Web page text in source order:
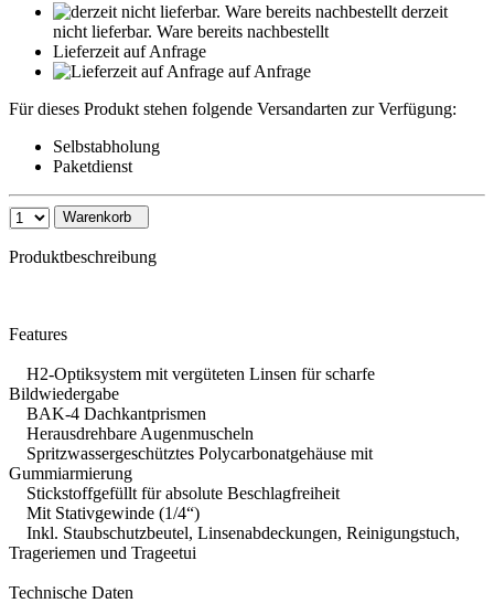
derzeit
nicht lieferbar. Ware bereits nachbestellt
Lieferzeit auf Anfrage
auf Anfrage
Für dieses Produkt stehen folgende Versandarten zur Verfügung:
Selbstabholung
Paketdienst
Warenkorb
Produktbeschreibung
Features
H2-Optiksystem mit vergüteten Linsen für scharfe
Bildwiedergabe
BAK-4 Dachkantprismen
Herausdrehbare Augenmuscheln
Spritzwassergeschütztes Polycarbonatgehäuse mit
Gummiarmierung
Stickstoffgefüllt für absolute Beschlagfreiheit
Mit Stativgewinde (1/4“)
Inkl. Staubschutzbeutel, Linsenabdeckungen, Reinigungstuch,
Trageriemen und Trageetui
Technische Daten